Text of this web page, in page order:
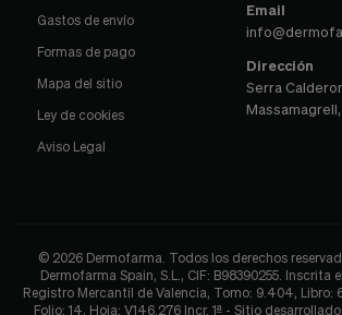
Gastos de envío
Formas de pago
Mapa del sitio
Ley de cookies
Aviso Legal
Email
Dirección
Serra
© 2026 Dermofarma. Todos los derechos
Dermofarma Spain, S.L., CIF: B98390255. Inscrita
Registro Mercantil de Valencia, Tomo: 9.404, Libro:
Folio: 14, Hoja: V146.276 Incr. 1ª - Sitio